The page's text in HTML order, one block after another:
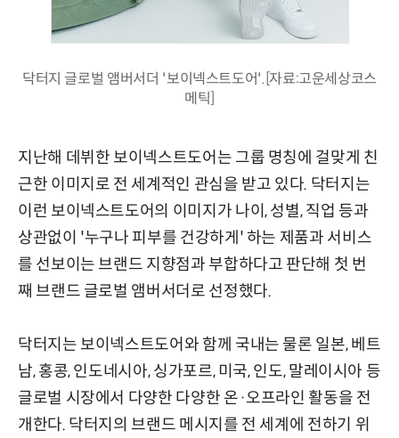
닥터지 글로벌 앰버서더 '보이넥스트도어'.[자료:고운세상코스
메틱]
지난해 데뷔한 보이넥스트도어는 그룹 명칭에 걸맞게 친
근한 이미지로 전 세계적인 관심을 받고 있다. 닥터지는
이런 보이넥스트도어의 이미지가 나이, 성별, 직업 등과
상관없이 '누구나 피부를 건강하게' 하는 제품과 서비스
를 선보이는 브랜드 지향점과 부합하다고 판단해 첫 번
째 브랜드 글로벌 앰버서더로 선정했다.
닥터지는 보이넥스트도어와 함께 국내는 물론 일본, 베트
남, 홍콩, 인도네시아, 싱가포르, 미국, 인도, 말레이시아 등
글로벌 시장에서 다양한 다양한 온·오프라인 활동을 전
개한다. 닥터지의 브랜드 메시지를 전 세계에 전하기 위